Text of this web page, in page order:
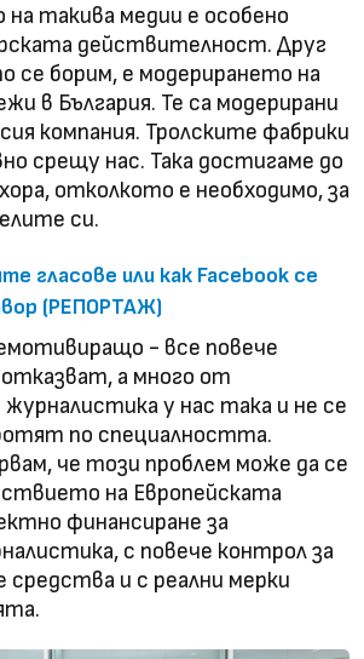
такива медии е особено
действителност. Друг
се борим, е модерирането на
в България. Те са модерирани
компания. Тролските фабрики
срещу нас. Така достигаме до
отколкото е необходимо, за
си.
гласове или как Facebook се
(РЕПОРТАЖ)
- все повече
а много от
у нас така и не се
по специалността.
че този проблем може да се
на Европейската
финансиране за
с повече контрол за
средства и с реални мерки